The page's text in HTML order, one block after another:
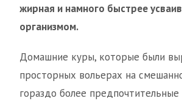
жирная и намного быстрее
организмом.
Домашние куры, которые были
просторных вольерах на
гораздо более